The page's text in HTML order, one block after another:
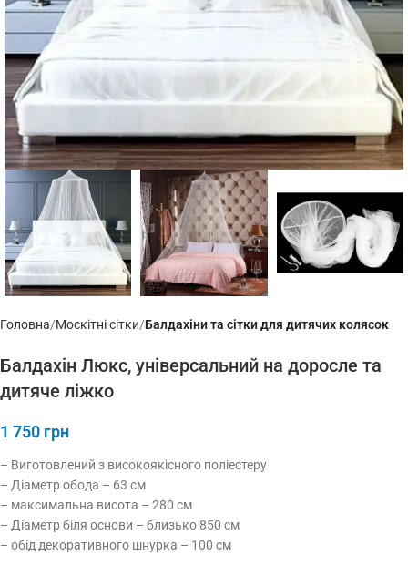
Головна Москітні сітки Балдахіни та сітки для дитячих колясок
Балдахін Люкс, універсальний на доросле та
дитяче ліжко
1 750 грн
– Виготовлений з високоякісного поліестеру
– Діаметр обода – 63 см
– максимальна висота – 280 см
– Діаметр біля основи – близько 850 см
– обід декоративного шнурка – 100 см